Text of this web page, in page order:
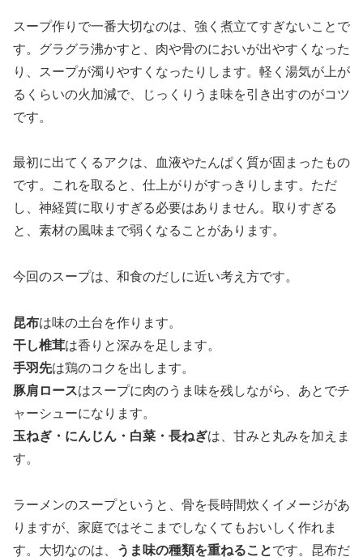
スープ作りで一番大切なのは、強く煮立てすぎないことで
す。グラグラ沸かすと、肉や骨のにおいが出やすくなった
り、スープが濁りやすくなったりします。軽く湯気が上が
るくらいの火加減で、じっくりうま味を引き出すのがコツ
です。
最初に出てくるアクは、血液やたんぱく質が固まったもの
です。これを取ると、仕上がりがすっきりします。ただ
し、神経質に取りすぎる必要はありません。取りすぎる
と、素材の風味まで弱くなることがあります。
今回のスープは、和食のだしに近い考え方です。
昆布は味の土台を作ります。
干し椎茸は香りと深みを足します。
手羽先は鶏のコクを出します。
豚肩ロースはスープに肉のうま味を残しながら、あとでチ
ャーシューになります。
玉ねぎ・にんじん・白菜・長ねぎは、甘みと丸みを加えま
す。
ラーメンのスープというと、骨を長時間炊くイメージがあ
りますが、家庭ではそこまでしなくてもおいしく作れま
す。大切なのは、
うま味の種類を重ねることです。昆布だ